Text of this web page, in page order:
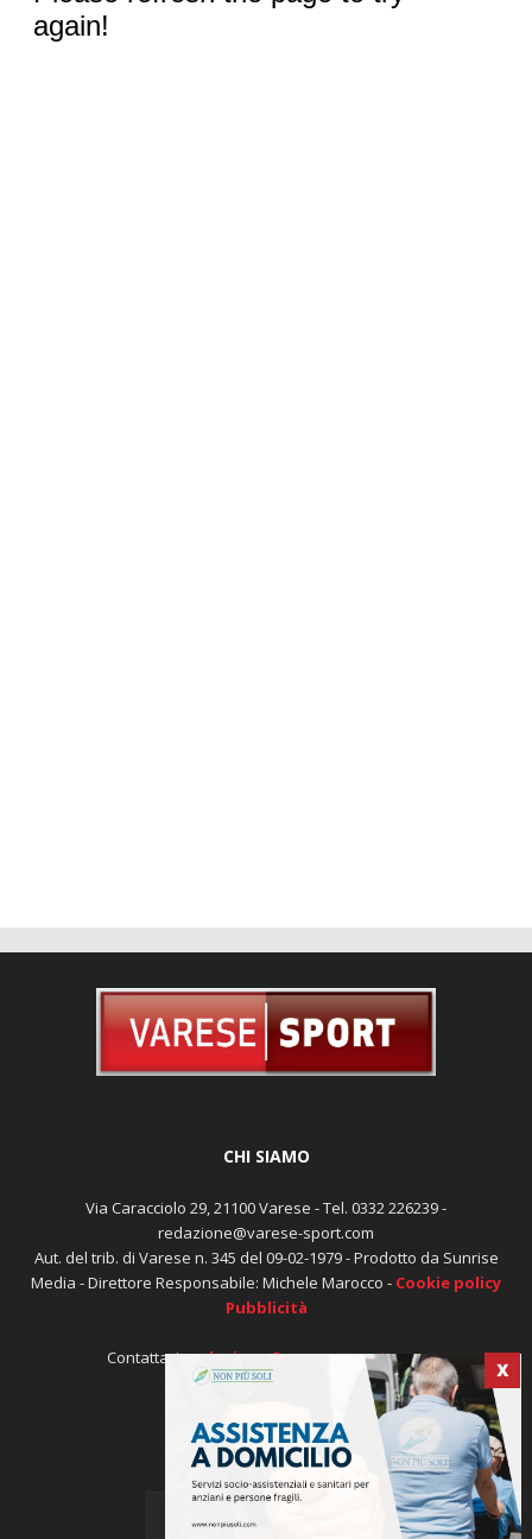
X
CHI SIAMO
Via Caracciolo 29, 21100 Varese - Tel. 0332 226239 -
redazione@varese-sport.com
Aut. del trib. di Varese n. 345 del 09-02-1979 - Prodotto da Sunrise
Media - Direttore Responsabile: Michele Marocco - Cookie policy
Pubblicità
Contattaci:redazione@varese-sport.com
SEGUICI